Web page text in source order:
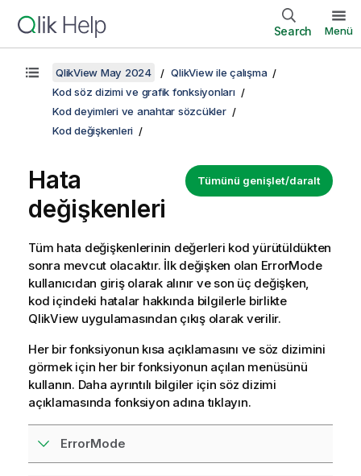
Search Menü
QlikView May 2024
QlikView ile çalışma
Kod söz dizimi ve grafik fonksiyonları
Kod deyimleri ve anahtar sözcükler
Kod değişkenleri
Tümünü genişlet/daralt
Hata
değişkenleri
Tüm hata değişkenlerinin değerleri kod yürütüldükten
sonra mevcut olacaktır. İlk değişken olan ErrorMode
kullanıcıdan giriş olarak alınır ve son üç değişken,
kod içindeki hatalar hakkında bilgilerle birlikte
QlikView uygulamasından çıkış olarak verilir.
Her bir fonksiyonun kısa açıklamasını ve söz dizimini
görmek için her bir fonksiyonun açılan menüsünü
kullanın. Daha ayrıntılı bilgiler için söz dizimi
açıklamasında fonksiyon adına tıklayın.
ErrorMode